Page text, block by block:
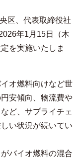
区、代表取締役社
年1月15日（木
を実施いたしま
オ燃料向けなど世
安傾向、物流費や
ど、サプライチェ
い状況が続いてい
バイオ燃料の混合